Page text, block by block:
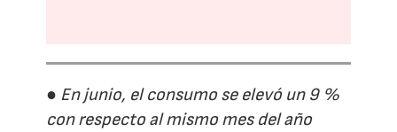
● En junio, el consumo se elevó un 9 %
con respecto al mismo mes del año